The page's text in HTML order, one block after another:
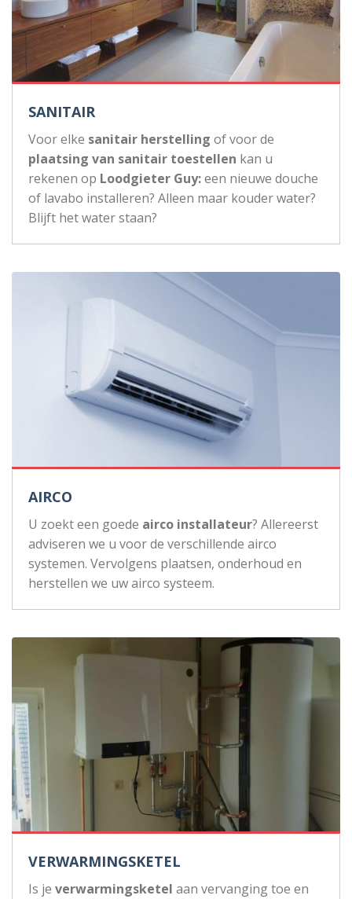
SANITAIR
Voor elke sanitair herstelling of voor de
plaatsing van sanitair toestellen kan u
rekenen op Loodgieter Guy:een nieuwe douche
of lavabo installeren? Alleen maar kouder water?
Blijft het water staan?
AIRCO
U zoekt een goede airco installateur? Allereerst
adviseren we u voor de verschillende airco
systemen. Vervolgens plaatsen, onderhoud en
herstellen we uw airco systeem.
VERWARMINGSKETEL
Is je verwarmingsketel aan vervanging toe en